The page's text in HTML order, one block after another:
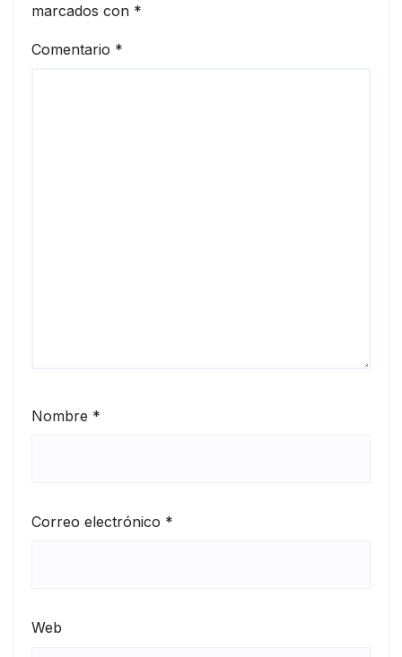
marcados con *
Comentario *
Nombre *
Correo electrónico *
Web